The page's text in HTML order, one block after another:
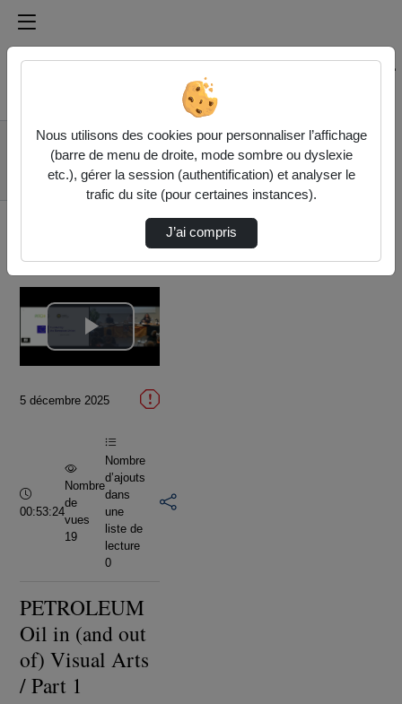
Médiathèque de l'université Paris
Rechercher un média sur Médiathèque de l'université
Accueil
Vidéos
PETROLEUM Oil in
(and out of) Visual Arts
Lire
la
vidéo
5 décembre 2025
Durée :
00:53:24
Nombre
de
vues
19
Nombre
d’ajouts
dans
une
liste de
lecture
0
PETROLEUM
Oil in (and out
of) Visual Arts
/ Part 1
Nous utilisons des cookies pour personnaliser l’affichage
(barre de menu de droite, mode sombre ou dyslexie
etc.), gérer la session (authentification) et analyser le
trafic du site (pour certaines instances).
J’ai compris